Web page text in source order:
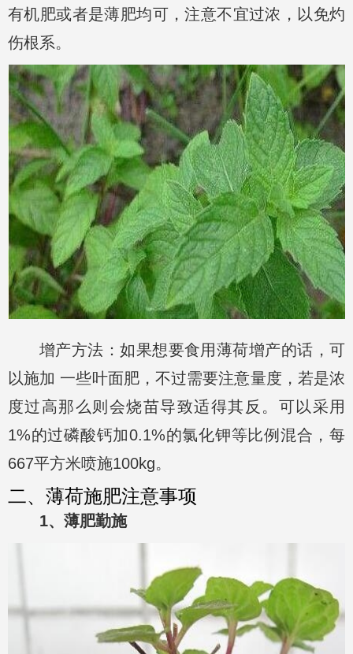
有机肥或者是薄肥均可，注意不宜过浓，以免灼
伤根系。
增产方法：如果想要食用薄荷增产的话，可
以施加 一些叶面肥，不过需要注意量度，若是浓
度过高那么则会烧苗导致适得其反。可以采用
1%的过磷酸钙加0.1%的氯化钾等比例混合，每
667平方米喷施100kg。
二、薄荷施肥注意事项
1、薄肥勤施